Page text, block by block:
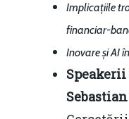
Implicațiile
financiar-
Inovare și AI